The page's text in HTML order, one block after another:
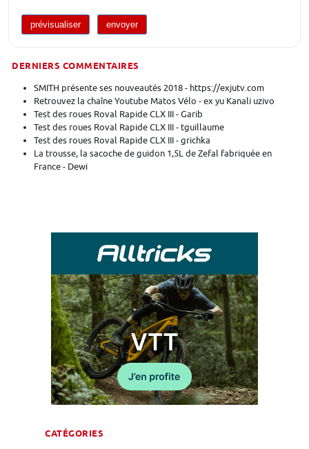
DERNIERS COMMENTAIRES
SMITH présente ses nouveautés 2018 - https://exjutv.com
Retrouvez la chaîne Youtube Matos Vélo - ex yu Kanali uzivo
Test des roues Roval Rapide CLX III - Garib
Test des roues Roval Rapide CLX III - tguillaume
Test des roues Roval Rapide CLX III - grichka
La trousse, la sacoche de guidon 1,5L de Zefal fabriquée en
France - Dewi
CATÉGORIES